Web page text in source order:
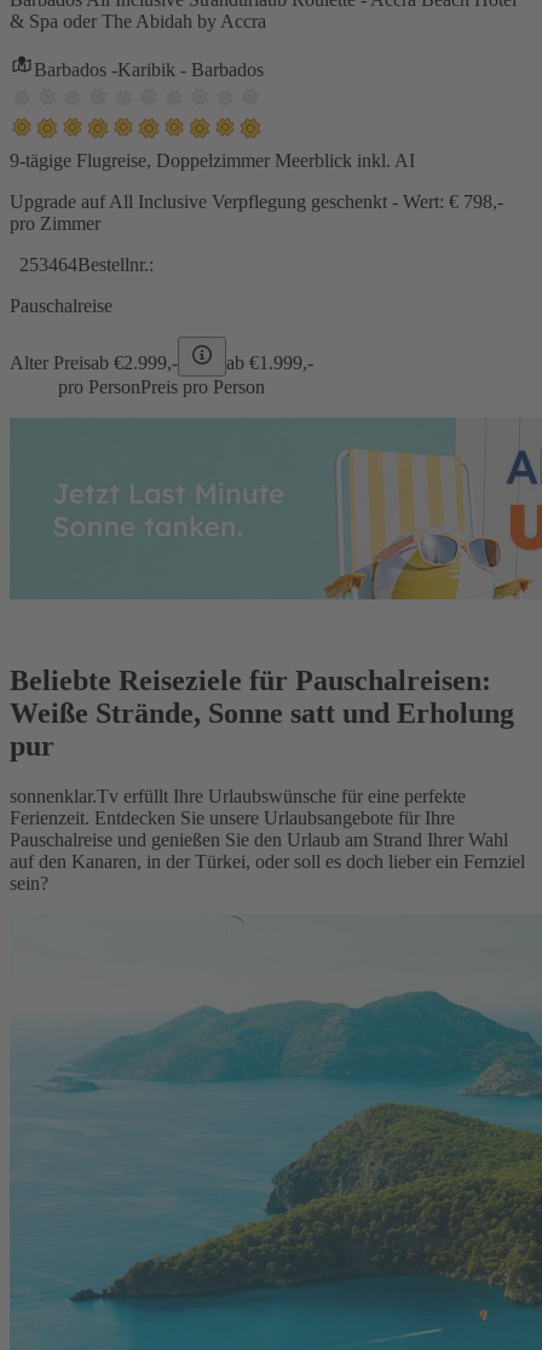
& Spa oder The Abidah by Accra
Barbados -Karibik - Barbados
9-tägige Flugreise, Doppelzimmer Meerblick inkl. AI
Upgrade auf All Inclusive Verpflegung geschenkt - Wert: € 798,-
pro Zimmer
253464Bestellnr.:
Pauschalreise
Alter Preisab €2.999,- ab €1.999,-
pro PersonPreis pro Person
Beliebte Reiseziele für Pauschalreisen:
Weiße Strände, Sonne satt und Erholung
pur
sonnenklar.Tv erfüllt Ihre Urlaubswünsche für eine perfekte
Ferienzeit. Entdecken Sie unsere Urlaubsangebote für Ihre
Pauschalreise und genießen Sie den Urlaub am Strand Ihrer Wahl
auf den Kanaren, in der Türkei, oder soll es doch lieber ein Fernziel
sein?